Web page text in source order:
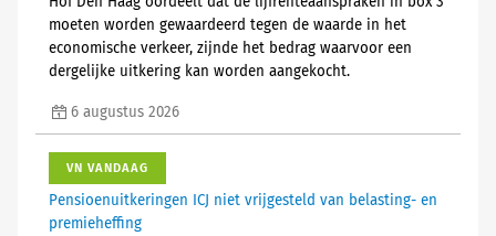
moeten worden gewaardeerd tegen de waarde in het
economische verkeer, zijnde het bedrag waarvoor een
dergelijke uitkering kan worden aangekocht.
6 augustus 2026
VN VANDAAG
Pensioenuitkeringen ICJ niet vrijgesteld van belasting- en
premieheffing